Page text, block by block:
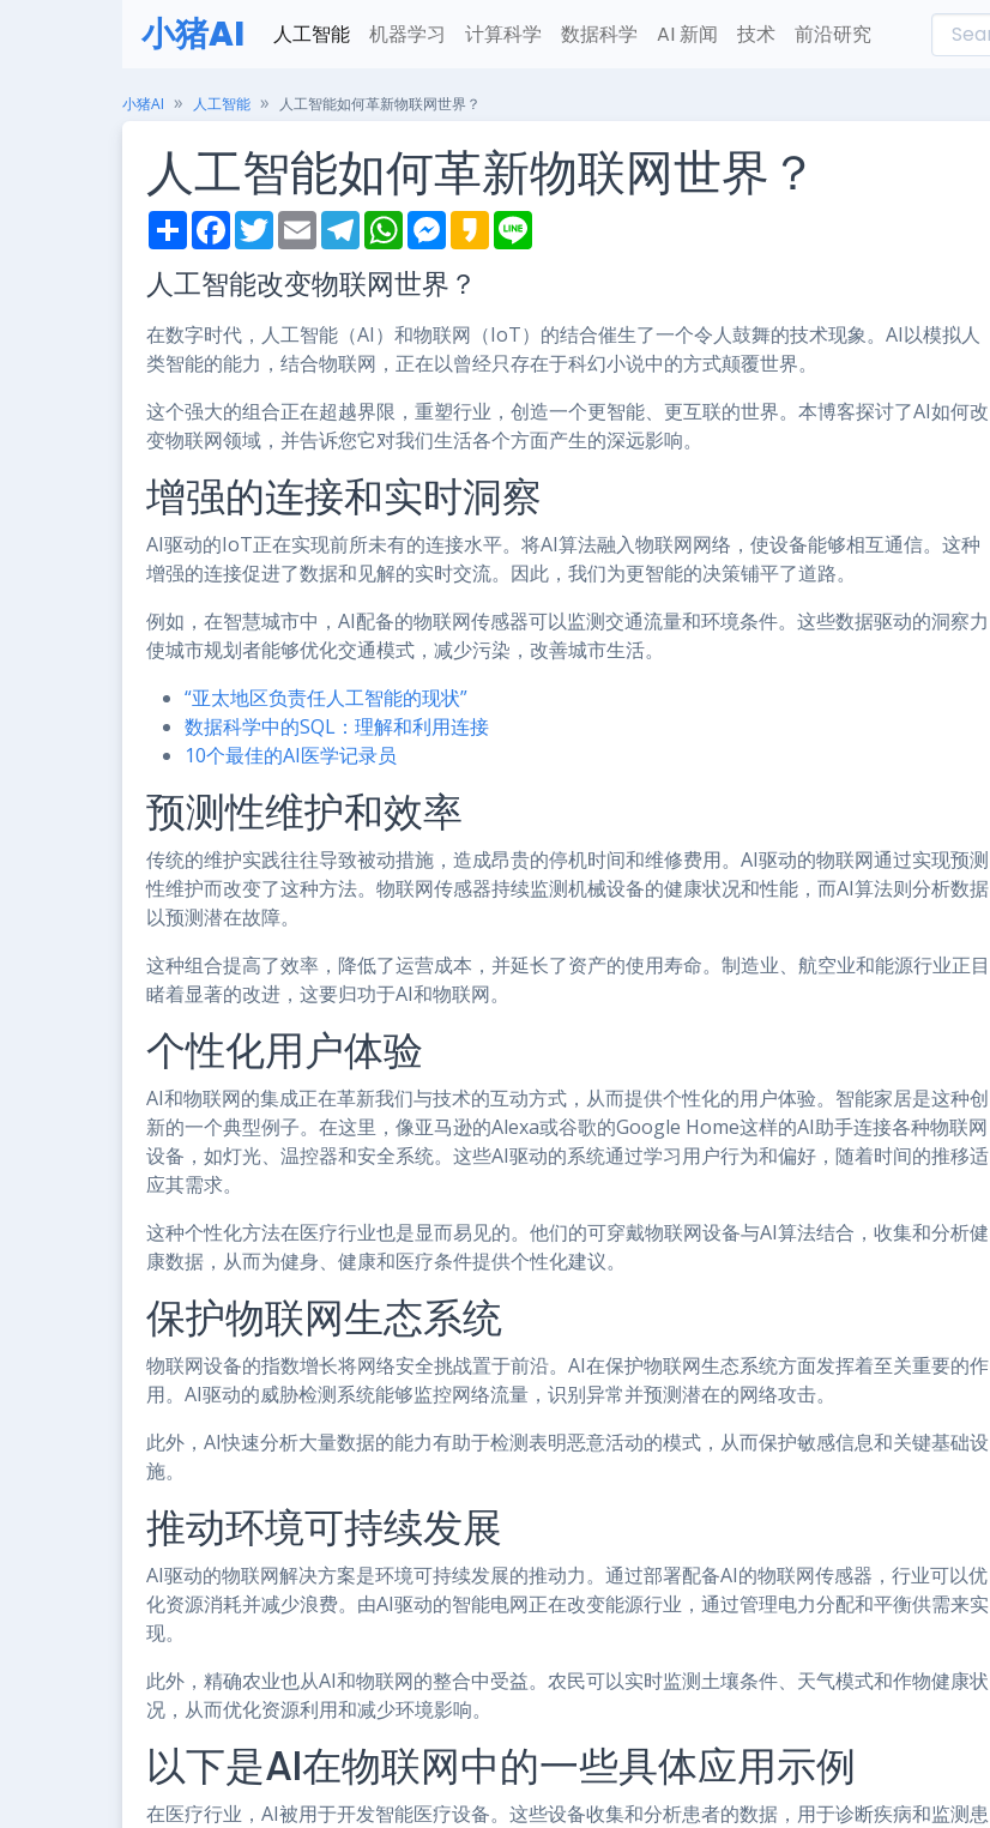
小猪AI 人工智能 机器学习 计算科学 数据科学 AI 新闻 技术 前沿研究
小猪AI 人工智能 人工智能如何革新物联网世界？
人工智能如何革新物联网世界？
S
h
r
e
F
a
e
b
o
k
T
w
t
t
r
E
m
i
l
T
e
e
g
a
m
W
h
t
s
p
p
M
e
e
g
e
r
K
a
人工智能改变物联网世界？
在数字时代，人工智能（AI）和物联网（IoT）的结合催生了一个令人鼓舞的技术现象。AI以模拟人
类智能的能力，结合物联网，正在以曾经只存在于科幻小说中的方式颠覆世界。
这个强大的组合正在超越界限，重塑行业，创造一个更智能、更互联的世界。本博客探讨了AI如何改
变物联网领域，并告诉您它对我们生活各个方面产生的深远影响。
增强的连接和实时洞察
AI驱动的IoT正在实现前所未有的连接水平。将AI算法融入物联网网络，使设备能够相互通信。这种
增强的连接促进了数据和见解的实时交流。因此，我们为更智能的决策铺平了道路。
例如，在智慧城市中，AI配备的物联网传感器可以监测交通流量和环境条件。这些数据驱动的洞察力
使城市规划者能够优化交通模式，减少污染，改善城市生活。
“亚太地区负责任人工智能的现状”
数据科学中的SQL：理解和利用连接
10个最佳的AI医学记录员
预测性维护和效率
传统的维护实践往往导致被动措施，造成昂贵的停机时间和维修费用。AI驱动的物联网通过实现预测
性维护而改变了这种方法。物联网传感器持续监测机械设备的健康状况和性能，而AI算法则分析数据
以预测潜在故障。
这种组合提高了效率，降低了运营成本，并延长了资产的使用寿命。制造业、航空业和能源行业正目
睹着显著的改进，这要归功于AI和物联网。
个性化用户体验
AI和物联网的集成正在革新我们与技术的互动方式，从而提供个性化的用户体验。智能家居是这种创
新的一个典型例子。在这里，像亚马逊的Alexa或谷歌的Google Home这样的AI助手连接各种物联网
设备，如灯光、温控器和安全系统。这些AI驱动的系统通过学习用户行为和偏好，随着时间的推移适
应其需求。
这种个性化方法在医疗行业也是显而易见的。他们的可穿戴物联网设备与AI算法结合，收集和分析健
康数据，从而为健身、健康和医疗条件提供个性化建议。
保护物联网生态系统
物联网设备的指数增长将网络安全挑战置于前沿。AI在保护物联网生态系统方面发挥着至关重要的作
用。AI驱动的威胁检测系统能够监控网络流量，识别异常并预测潜在的网络攻击。
此外，AI快速分析大量数据的能力有助于检测表明恶意活动的模式，从而保护敏感信息和关键基础设
施。
推动环境可持续发展
AI驱动的物联网解决方案是环境可持续发展的推动力。通过部署配备AI的物联网传感器，行业可以优
化资源消耗并减少浪费。由AI驱动的智能电网正在改变能源行业，通过管理电力分配和平衡供需来实
现。
此外，精确农业也从AI和物联网的整合中受益。农民可以实时监测土壤条件、天气模式和作物健康状
况，从而优化资源利用和减少环境影响。
以下是AI在物联网中的一些具体应用示例
在医疗行业，AI被用于开发智能医疗设备。这些设备收集和分析患者的数据，用于诊断疾病和监测患